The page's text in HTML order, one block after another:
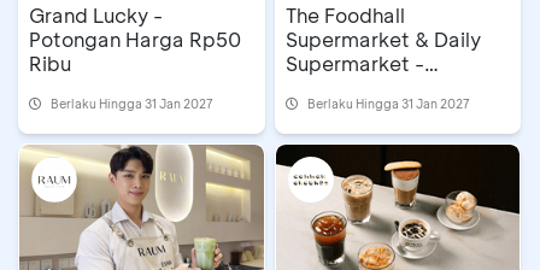
Grand Lucky -
Potongan Harga Rp50
Ribu
Berlaku Hingga 31 Jan 2027
The Foodhall
Supermarket & Daily
Supermarket -
Hingga Rp75 Ribu
Berlaku Hingga 31 Jan 2027